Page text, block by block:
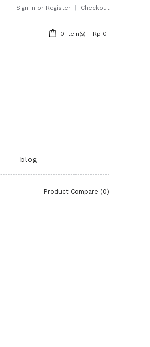
Sign in or Register Checkout
0 item(s) - Rp 0
blog
Product Compare (0)